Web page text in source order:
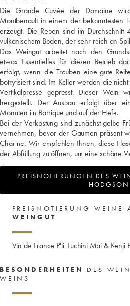
Die Grande Cuvée der Domaine
Montbenault in einem der bekanntesten
erzeugt. Die Reben sind im
vulkanischem Boden, der sehr reich an
Das Weingut arbeitet nach den
etwas Essentielles für diesen Betrieb
erfolgt, wenn die Trauben eine gute
botrytisiert sind. Im Keller werden die
Vertikalpresse gepresst. Dieser Wein
hergestellt. Der Ausbau erfolgt über
Monaten im Barrique und auf der Hefe.
Bei der Verkostung sind zunächst gelbe
vernehmen, bevor der Gaumen präsent
Charme. Wir empfehlen Ihnen, diese
der Abfüllung zu öffnen, um eine schöne
PREISNOTIERUNGEN DES
HODGSON
PREISNOTIERUNG WEINE
WEINGUT
Vin de France P'tit Luchini Mai & Kenji
BESONDERHEITEN
DES
WEINS